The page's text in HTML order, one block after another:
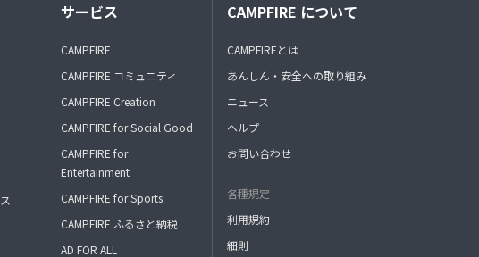
サービス
CAMPFIRE
CAMPFIRE コミュニティ
CAMPFIRE Creation
CAMPFIRE for Social Good
CAMPFIRE for
Entertainment
CAMPFIRE for Sports
CAMPFIRE ふるさと納税
AD FOR ALL
CAMPFIRE について
CAMPFIREとは
あんしん・安全への取り組み
ニュース
ヘルプ
お問い合わせ
各種規定
利用規約
細則